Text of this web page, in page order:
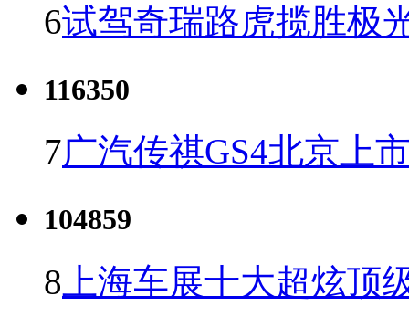
6试驾奇瑞路虎揽胜极
116350
7广汽传祺GS4北京上
104859
8 上海车展十大超炫顶